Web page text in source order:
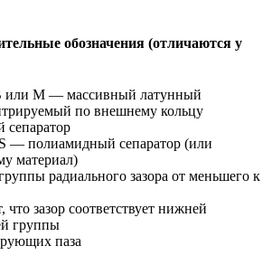
обозначения (отличаются у
M — массивный латунный
по внешнему кольцу
сепаратор
— полиамидный сепаратор (или
материал)
радиального зазора от меньшего к
зазор соответствует нижней
группы
паза